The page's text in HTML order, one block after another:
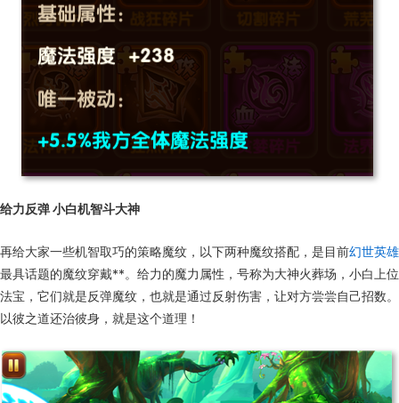
给力反弹 小白机智斗大神
再给大家一些机智取巧的策略魔纹，以下两种魔纹搭配，是目前幻世英雄
最具话题的魔纹穿戴**。给力的魔力属性，号称为大神火葬场，小白上位
法宝，它们就是反弹魔纹，也就是通过反射伤害，让对方尝尝自己招数。
以彼之道还治彼身，就是这个道理！